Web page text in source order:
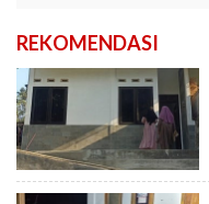
REKOMENDASI